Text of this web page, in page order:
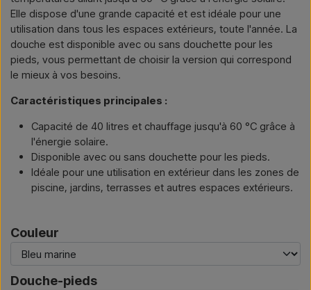
Elle dispose d'une grande capacité et est idéale pour une
utilisation dans tous les espaces extérieurs, toute l'année. La
douche est disponible avec ou sans douchette pour les
pieds, vous permettant de choisir la version qui correspond
le mieux à vos besoins.
Caractéristiques principales :
Capacité de 40 litres et chauffage jusqu'à 60 °C grâce à
l'énergie solaire.
Disponible avec ou sans douchette pour les pieds.
Idéale pour une utilisation en extérieur dans les zones de
piscine, jardins, terrasses et autres espaces extérieurs.
Couleur
Douche-pieds